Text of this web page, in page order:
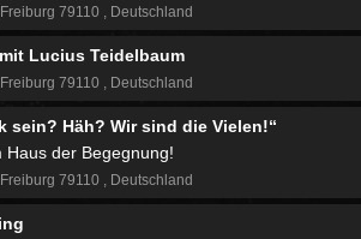
Freiburg 79110 Deutschland
Lucius Teidelbaum
Freiburg 79110 Deutschland
sein? Häh? Wir sind die Vielen!“
der Begegnung!
Freiburg 79110 Deutschland